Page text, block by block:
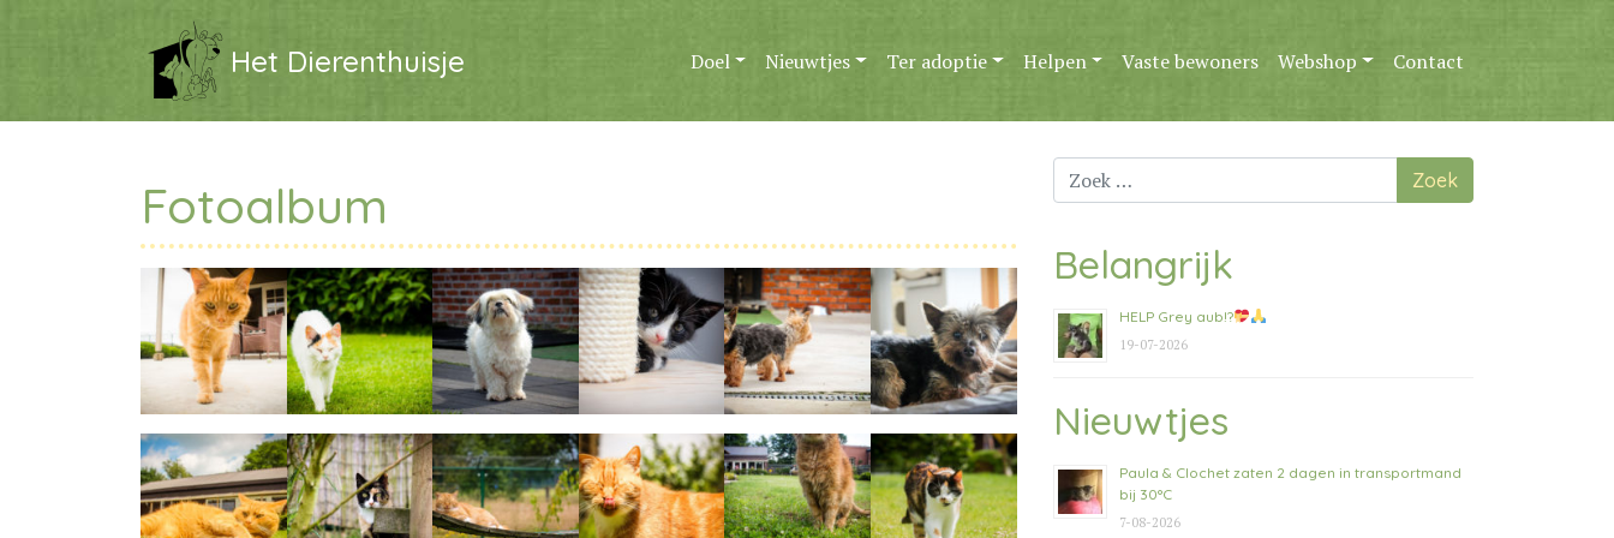
Het Dierenthuisje Doel Nieuwtjes Ter adoptie Helpen Vaste bewoners Webshop Contact
Fotoalbum
Zoek
naar:
Belangrijk
HELP Grey aub!?
19-07-2026
Nieuwtjes
Paula & Clochet zaten 2 dagen in transportmand
bij 30°C
7-08-2026